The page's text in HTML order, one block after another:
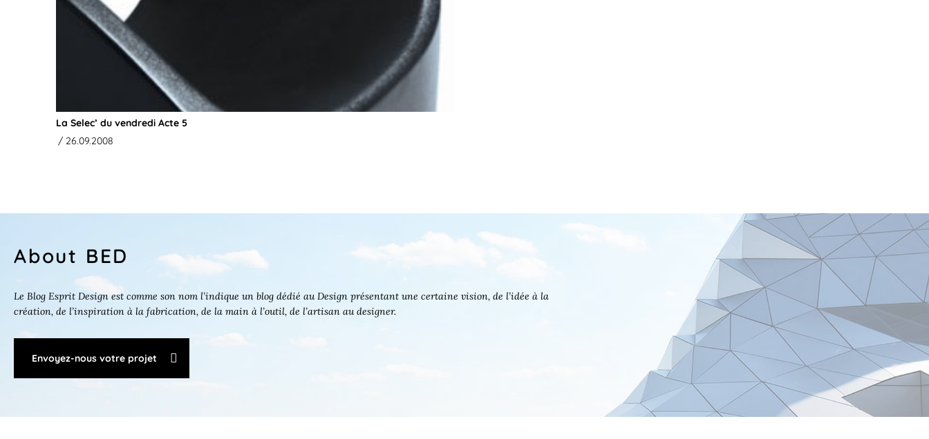
La Selec’ du vendredi Acte 5
/ 26.09.2008
About BED
Le Blog Esprit Design est comme son nom l’indique un blog dédié au Design présentant une certaine vision, de l’idée à la
création, de l’inspiration à la fabrication, de la main à l’outil, de l’artisan au designer.
Envoyez-nous votre projet